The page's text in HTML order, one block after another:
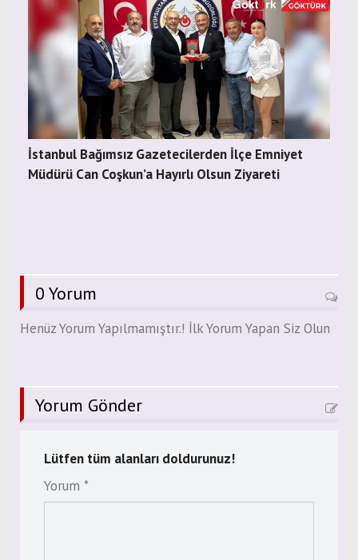
İstanbul Bağımsız Gazetecilerden İlçe Emniyet
Müdürü Can Coşkun’a Hayırlı Olsun Ziyareti
0 Yorum
Henüz Yorum Yapılmamıştır.! İlk Yorum Yapan Siz Olun
Yorum Gönder
Lütfen tüm alanları doldurunuz!
Yorum *